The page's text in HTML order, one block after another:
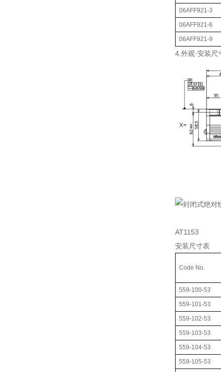
06AFF921-3
06AFF921-6
06AFF921-9
4.外观·安装尺
AT1153
安装尺寸表
Code No.
559-100-53
559-101-53
559-102-53
559-103-53
559-104-53
559-105-53